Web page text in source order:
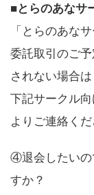
■とらのあなサ
「とらのあな
委託取引のご
されない場合は
下記サークル
よりご連絡くだ
④退会したいの
すか？